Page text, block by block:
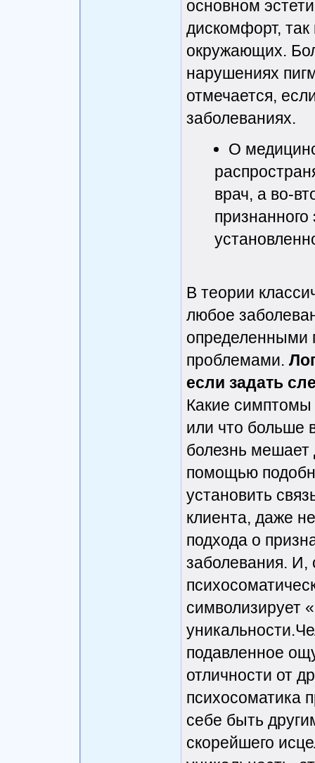
основном
дискомфорт,
окружающих.
нарушениях
отмечается,
заболеваниях.
О
врач, а во-
В теории
любое
определенными
проблемами.
если задать
Какие симптомы
или что больше
болезнь мешает
помощью
установить
клиента, даже
подхода о
заболевания. И,
символизирует
подавленное
отличности от
психосоматика
себе быть
скорейшего